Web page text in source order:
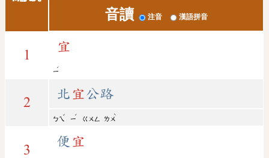
音讀 注音 漢語拼音
1
宜
ㄧ
ˊ
2
北 宜公路
ㄅㄟ
ˇ
ㄧ
ˊ
ㄍㄨㄥ ㄌㄨ
ˋ
3
便 宜